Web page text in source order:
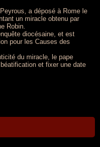
a déposé à Rome le
un miracle obtenu par
Robin.
diocésaine, et est
pour les Causes des
du miracle, le pape
et fixer une date